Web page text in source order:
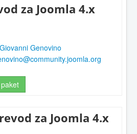
za Joomla 4.x
Giovanni Genovino
za Joomla 4.x